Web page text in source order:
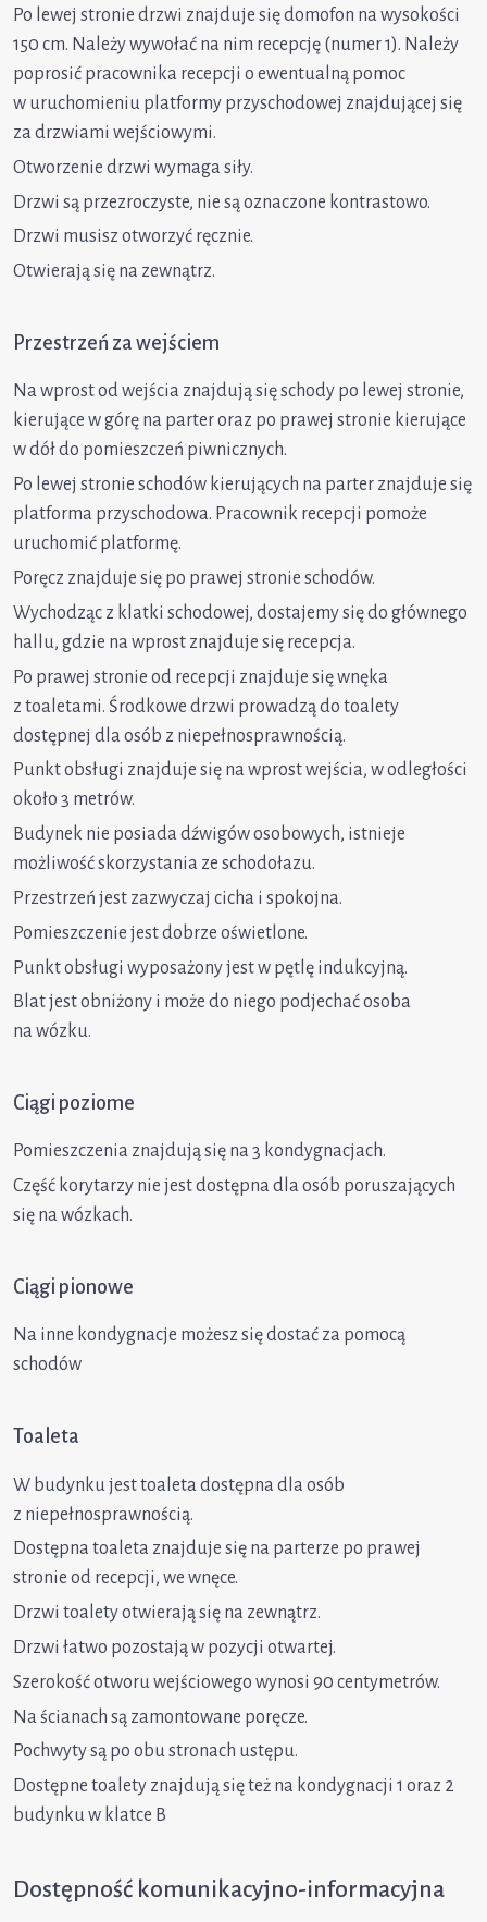
Po lewej stronie drzwi znajduje się domofon na wysokości
150 cm. Należy wywołać na nim recepcję (numer 1). Należy
poprosić pracownika recepcji o ewentualną pomoc
w uruchomieniu platformy przyschodowej znajdującej się
za drzwiami wejściowymi.
Otworzenie drzwi wymaga siły.
Drzwi są przezroczyste, nie są oznaczone kontrastowo.
Drzwi musisz otworzyć ręcznie.
Otwierają się na zewnątrz.
Przestrzeń za wejściem
Na wprost od wejścia znajdują się schody po lewej stronie,
kierujące w górę na parter oraz po prawej stronie kierujące
w dół do pomieszczeń piwnicznych.
Po lewej stronie schodów kierujących na parter znajduje się
platforma przyschodowa. Pracownik recepcji pomoże
uruchomić platformę.
Poręcz znajduje się po prawej stronie schodów.
Wychodząc z klatki schodowej, dostajemy się do głównego
hallu, gdzie na wprost znajduje się recepcja.
Po prawej stronie od recepcji znajduje się wnęka
z toaletami. Środkowe drzwi prowadzą do toalety
dostępnej dla osób z niepełnosprawnością.
Punkt obsługi znajduje się na wprost wejścia, w odległości
około 3 metrów.
Budynek nie posiada dźwigów osobowych, istnieje
możliwość skorzystania ze schodołazu.
Przestrzeń jest zazwyczaj cicha i spokojna.
Pomieszczenie jest dobrze oświetlone.
Punkt obsługi wyposażony jest w pętlę indukcyjną.
Blat jest obniżony i może do niego podjechać osoba
na wózku.
Ciągi poziome
Pomieszczenia znajdują się na 3 kondygnacjach.
Część korytarzy nie jest dostępna dla osób poruszających
się na wózkach.
Ciągi pionowe
Na inne kondygnacje możesz się dostać za pomocą
schodów
Toaleta
W budynku jest toaleta dostępna dla osób
z niepełnosprawnością.
Dostępna toaleta znajduje się na parterze po prawej
stronie od recepcji, we wnęce.
Drzwi toalety otwierają się na zewnątrz.
Drzwi łatwo pozostają w pozycji otwartej.
Szerokość otworu wejściowego wynosi 90 centymetrów.
Na ścianach są zamontowane poręcze.
Pochwyty są po obu stronach ustępu.
Dostępne toalety znajdują się też na kondygnacji 1 oraz 2
budynku w klatce B
Dostępność komunikacyjno-informacyjna